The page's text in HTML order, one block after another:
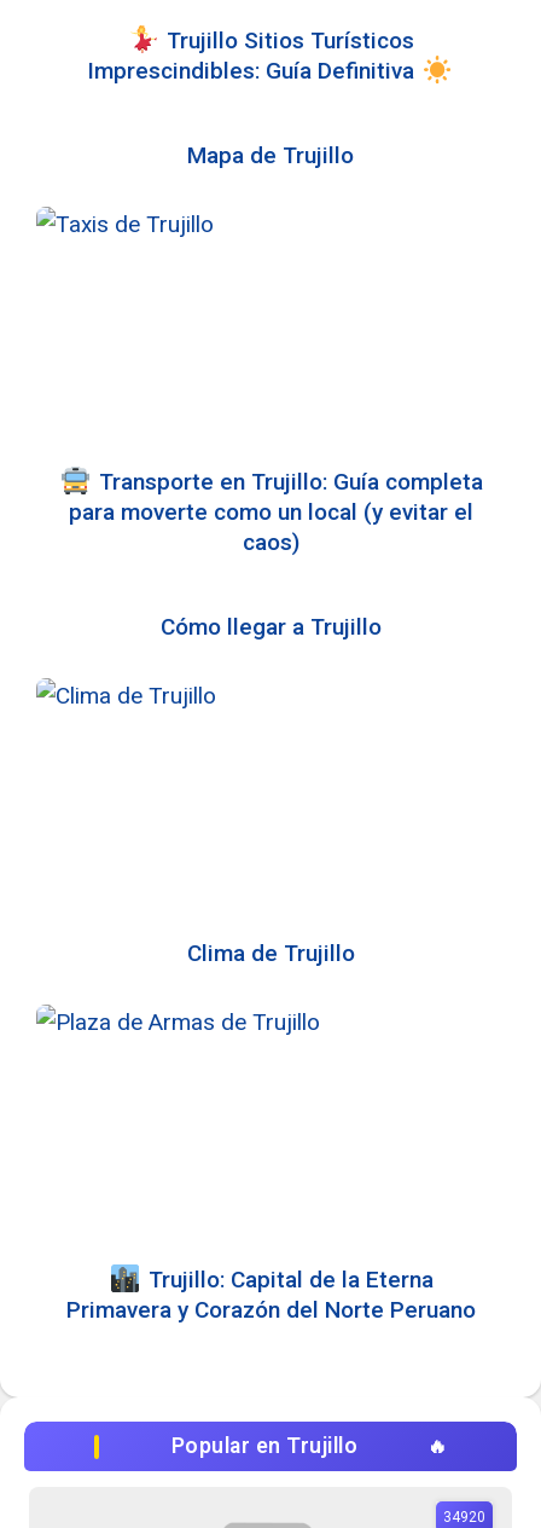
Trujillo Sitios Turísticos
Imprescindibles: Guía Definitiva
Mapa de Trujillo
Transporte en Trujillo: Guía completa
para moverte como un local (y evitar el
caos)
Cómo llegar a Trujillo
Clima de Trujillo
️ Trujillo: Capital de la Eterna
Primavera y Corazón del Norte Peruano
Popular en Trujillo
34920